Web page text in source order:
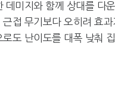
데미지와 함께 상대를 다
접 무기보다 오히려 효
도 난이도를 대폭 낮춰